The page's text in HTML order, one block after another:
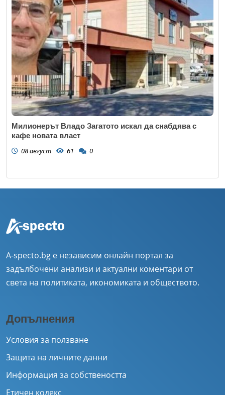
Милионерът Владо Загатото искал да снабдява с
кафе новата власт
08 август 61 0
A-specto.bg е независим онлайн портал за
задълбочени анализи и актуални коментари от
света на политиката, икономиката и обществото.
Допълнения
Условия за ползване
Защита на личните данни
Информация за собствеността
Етичен кодекс